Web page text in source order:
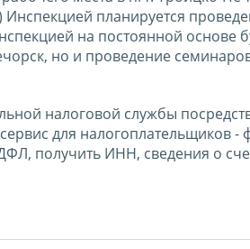
планируется
на постоянной основе
но и проведение
налоговой службы
для налогоплательщиков -
получить ИНН, сведения о